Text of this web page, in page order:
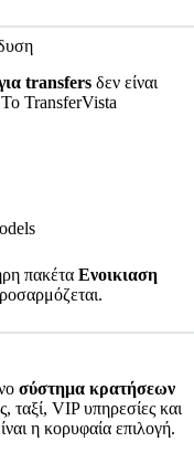
transfers δεν είναι
Το TransferVista
πακέτα Ενοικιαση
σύστημα κρατήσεων
ταξί, VIP υπηρεσίες και
η κορυφαία επιλογή.